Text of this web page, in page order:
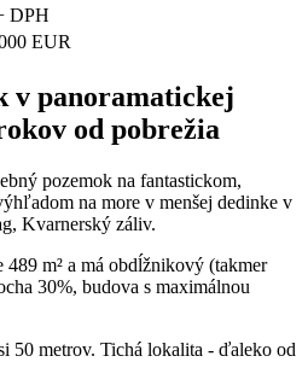
DPH
EUR
v panoramatickej
od pobrežia
pozemok na fantastickom,
na more v menšej dedinke v
Kvarnerský záliv.
m² a má obdĺžnikový (takmer
30%, budova s maximálnou
50 metrov. Tichá lokalita - ďaleko od